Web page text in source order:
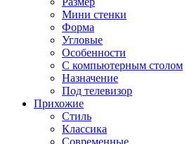
Мини стенки
Форма
Угловые
Особенности
С компьютерным столом
Назначение
Под телевизор
Прихожие
Стиль
Классика
Современные